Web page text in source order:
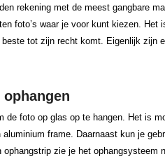
rekening met de meest gangbare
foto’s waar je voor kunt kiezen. Het
tot zijn recht komt. Eigenlijk zijn
de foto op glas op te hangen. Het is
frame. Daarnaast kun je
ophangstrip zie je het